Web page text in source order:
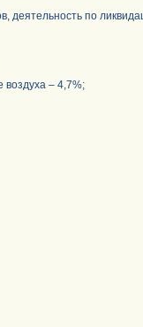
по
– 4,7%;